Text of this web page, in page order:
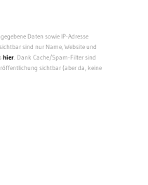
Daten sowie IP-Adresse
sind nur Name, Website und
hier. Dank Cache/Spam-Filter sind
sichtbar (aber da, keine